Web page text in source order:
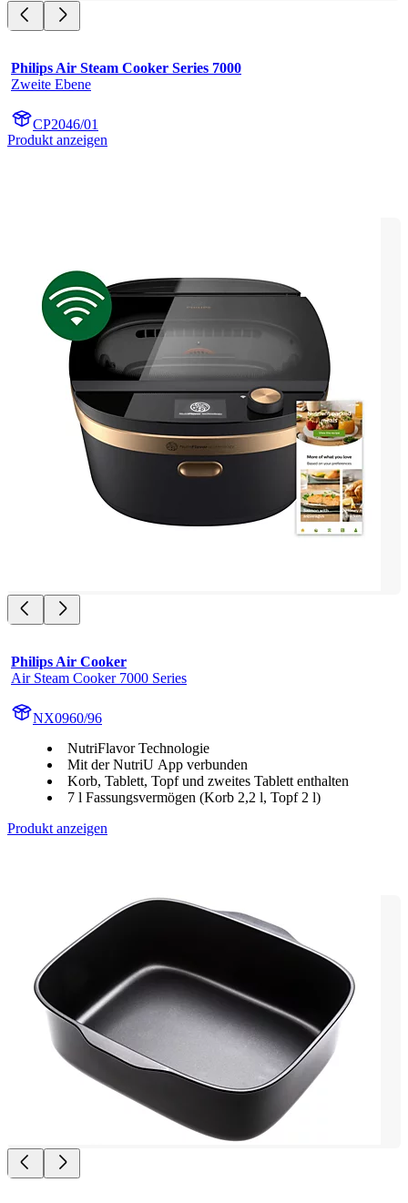
Philips Air Steam Cooker Series 7000
Zweite Ebene
CP2046/01
Produkt anzeigen
Philips Air Cooker
Air Steam Cooker 7000 Series
NX0960/96
NutriFlavor Technologie
Mit der NutriU App verbunden
Korb, Tablett, Topf und zweites Tablett enthalten
7 l Fassungsvermögen (Korb 2,2 l, Topf 2 l)
Produkt anzeigen